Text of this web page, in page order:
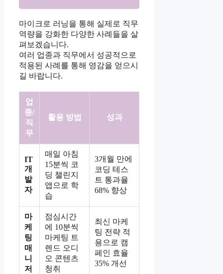
마이크로 러닝을 통해 실제로 직무
역량을 강화한 다양한 사례들을 살
펴보겠습니다.
여러 업종과 직무에서 성공적으로
적용된 사례를 통해 영감을 얻으시
길 바랍니다.
업
종/
직
무
활용 방법 성과
IT
개
발
자
매일 아침
15분씩 코
딩 챌린지
앱으로 학
습
3개월 만에
코딩 테스
트 통과율
68% 향상
마
케
팅
매
니
저
점심시간
에 10분씩
마케팅 트
렌드 오디
오 콘텐츠
청취
최신 마케
팅 전략 적
용으로 캠
페인 효율
35% 개선